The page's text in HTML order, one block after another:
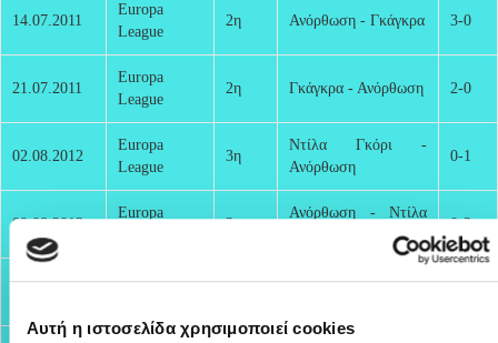
Αυτή η ιστοσελίδα χρησιμοποιεί cookies
14.07.2011
Europa
League
2η Ανόρθωση - Γκάγκρα 3-0
21.07.2011
Europa
League
2η Γκάγκρα - Ανόρθωση 2-0
02.08.2012
Europa
League
3η
Ντίλα Γκόρι -
Ανόρθωση
0-1
09.08.2012
Europa
3η
Ανόρθωση - Ντίλα
0-3
Europa